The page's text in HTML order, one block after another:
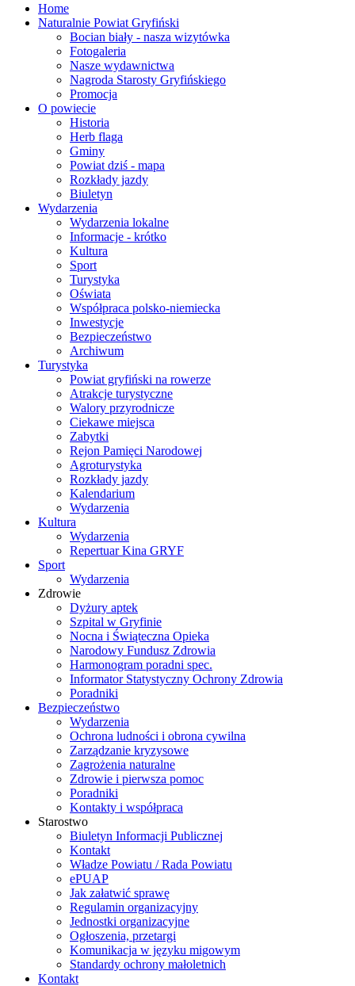
Home
Naturalnie Powiat Gryfiński
Bocian biały - nasza wizytówka
Fotogaleria
Nasze wydawnictwa
Nagroda Starosty Gryfińskiego
Promocja
O powiecie
Historia
Herb flaga
Gminy
Powiat dziś - mapa
Rozkłady jazdy
Biuletyn
Wydarzenia
Wydarzenia lokalne
Informacje - krótko
Kultura
Sport
Turystyka
Oświata
Współpraca polsko-niemiecka
Inwestycje
Bezpieczeństwo
Archiwum
Turystyka
Powiat gryfiński na rowerze
Atrakcje turystyczne
Walory przyrodnicze
Ciekawe miejsca
Zabytki
Rejon Pamięci Narodowej
Agroturystyka
Rozkłady jazdy
Kalendarium
Wydarzenia
Kultura
Wydarzenia
Repertuar Kina GRYF
Sport
Wydarzenia
Zdrowie
Dyżury aptek
Szpital w Gryfinie
Nocna i Świąteczna Opieka
Narodowy Fundusz Zdrowia
Harmonogram poradni spec.
Informator Statystyczny Ochrony Zdrowia
Poradniki
Bezpieczeństwo
Wydarzenia
Ochrona ludności i obrona cywilna
Zarządzanie kryzysowe
Zagrożenia naturalne
Zdrowie i pierwsza pomoc
Poradniki
Kontakty i współpraca
Starostwo
Biuletyn Informacji Publicznej
Kontakt
Władze Powiatu / Rada Powiatu
ePUAP
Jak załatwić sprawę
Regulamin organizacyjny
Jednostki organizacyjne
Ogłoszenia, przetargi
Komunikacja w języku migowym
Standardy ochrony małoletnich
Kontakt